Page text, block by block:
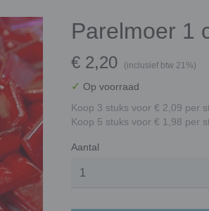
Parelmoer 1
€ 2,20 (inclusief btw 21%)
✓ Op voorraad
Koop 3 stuks voor € 2,09 per
Koop 5 stuks voor € 1,98 per
Aantal